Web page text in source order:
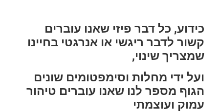
כידוע, כל דבר פיזי שאנו עוברים
קשור לדבר ריגשי או אנרגטי בחיינו
שמצריך שינוי,
ועל ידי מחלות וסימפטומים שונים
הגוף מספר לנו שאנו עוברים טיהור
עמוק ועוצמתי